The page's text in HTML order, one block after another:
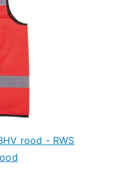
rood - RWS